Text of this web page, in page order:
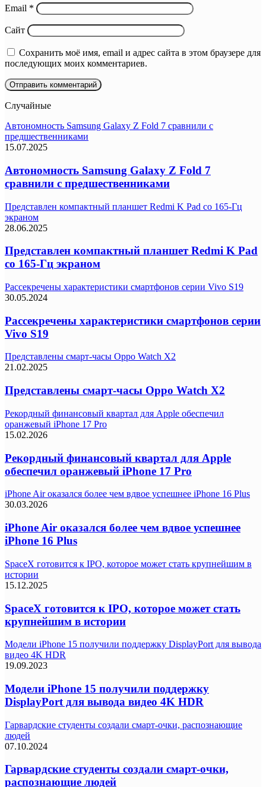
Email *
Сайт
Сохранить моё имя, email и адрес сайта в этом браузере для
последующих моих комментариев.
Случайные
Автономность Samsung Galaxy Z Fold 7 сравнили с
предшественниками
15.07.2025
Автономность Samsung Galaxy Z Fold 7
сравнили с предшественниками
Представлен компактный планшет Redmi K Pad со 165-Гц
экраном
28.06.2025
Представлен компактный планшет Redmi K Pad
со 165-Гц экраном
Рассекречены характеристики смартфонов серии Vivo S19
30.05.2024
Рассекречены характеристики смартфонов серии
Vivo S19
Представлены смарт-часы Oppo Watch X2
21.02.2025
Представлены смарт-часы Oppo Watch X2
Рекордный финансовый квартал для Apple обеспечил
оранжевый iPhone 17 Pro
15.02.2026
Рекордный финансовый квартал для Apple
обеспечил оранжевый iPhone 17 Pro
iPhone Air оказался более чем вдвое успешнее iPhone 16 Plus
30.03.2026
iPhone Air оказался более чем вдвое успешнее
iPhone 16 Plus
SpaceX готовится к IPO, которое может стать крупнейшим в
истории
15.12.2025
SpaceX готовится к IPO, которое может стать
крупнейшим в истории
Модели iPhone 15 получили поддержку DisplayPort для вывода
видео 4K HDR
19.09.2023
Модели iPhone 15 получили поддержку
DisplayPort для вывода видео 4K HDR
Гарвардские студенты создали смарт-очки, распознающие
людей
07.10.2024
Гарвардские студенты создали смарт-очки,
распознающие людей